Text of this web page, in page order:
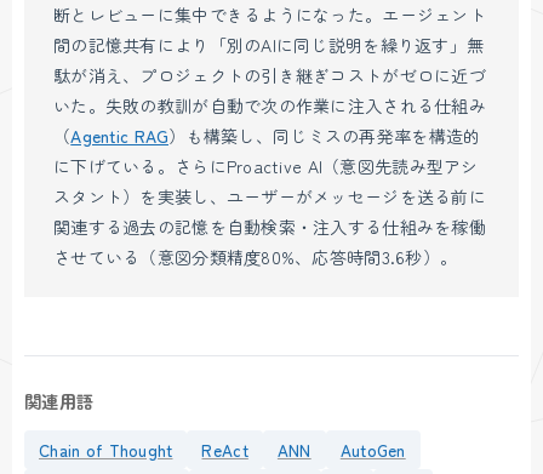
断とレビューに集中できるようになった。エージェント
間の記憶共有により「別のAIに同じ説明を繰り返す」無
駄が消え、プロジェクトの引き継ぎコストがゼロに近づ
いた。失敗の教訓が自動で次の作業に注入される仕組み
（Agentic RAG）も構築し、同じミスの再発率を構造的
に下げている。さらにProactive AI（意図先読み型アシ
スタント）を実装し、ユーザーがメッセージを送る前に
関連する過去の記憶を自動検索・注入する仕組みを稼働
させている（意図分類精度80%、応答時間3.6秒）。
関連用語
Chain of Thought ReAct ANN
AutoGen